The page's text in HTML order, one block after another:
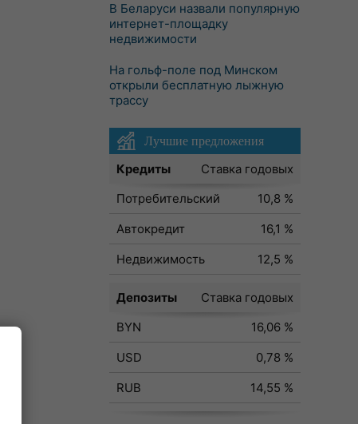
В Беларуси назвали популярную
интернет-площадку
недвижимости
На гольф-поле под Минском
открыли бесплатную лыжную
трассу
Лучшие предложения
Кредиты
Ставка годовых
Потребительский
10,8 %
Автокредит
16,1 %
Недвижимость
12,5 %
Депозиты
Ставка годовых
BYN
16,06 %
USD
0,78 %
RUB
14,55 %